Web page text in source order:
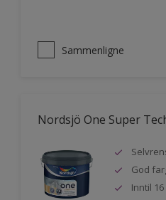
Sammenligne
Nordsjö One Super
God
Inntil